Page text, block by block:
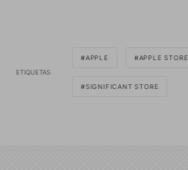
ETIQUETAS
APPLE APPLE STORE
SIGNIFICANT STORE